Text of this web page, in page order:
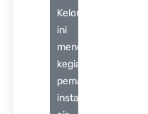
Kelompok
ini
mencakup
kegiatan
pemasangan
instalasi